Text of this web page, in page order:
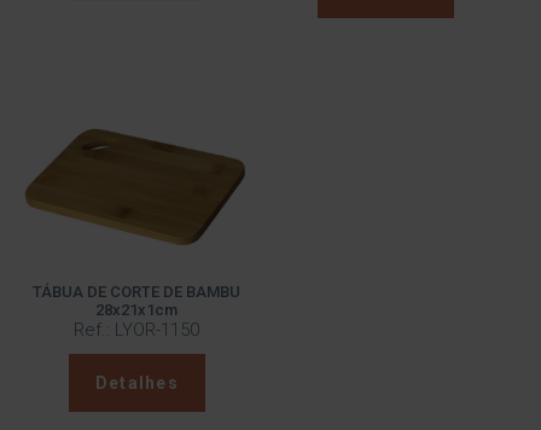
TÁBUA DE CORTE DE BAMBU
28x21x1cm
Ref.: LYOR-1150
Detalhes